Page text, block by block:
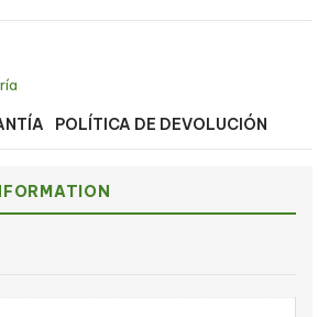
POLÍTICA DE DEVOLUCIÓN